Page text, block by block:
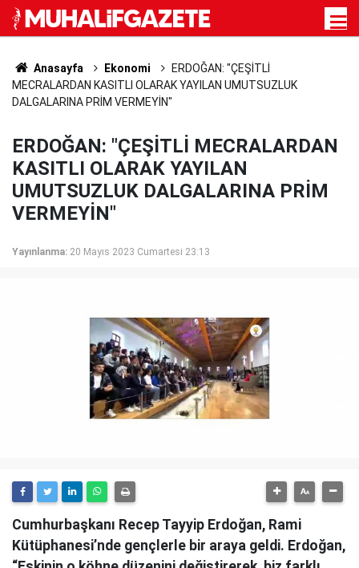
Anasayfa Ekonomi
ERDOĞAN: "ÇEŞİTLİ
MECRALARDAN KASITLI OLARAK YAYILAN UMUTSUZLUK
DALGALARINA PRİM VERMEYİN"
ERDOĞAN: "ÇEŞİTLİ MECRALARDAN
KASITLI OLARAK YAYILAN
UMUTSUZLUK DALGALARINA PRİM
VERMEYİN"
Yayınlanma: 20 Mayıs 2023 Cumartesi 23:13
Cumhurbaşkanı Recep Tayyip Erdoğan, Rami
Kütüphanesi’nde gençlerle bir araya geldi. Erdoğan,